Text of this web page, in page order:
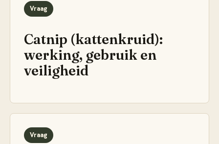
Vraag
Catnip (kattenkruid):
werking, gebruik en
veiligheid
Vraag